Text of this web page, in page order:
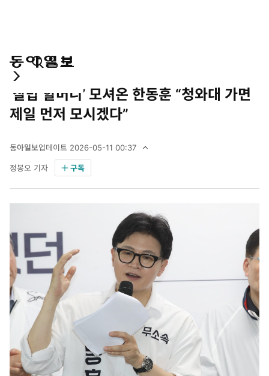
통
검
색
마
페
이
지
전
메
뉴
펼
기
정치
‘찰밥 할머니’ 모셔온 한동훈 “청와대 가면
제일 먼저 모시겠다”
동아일보업데이트 2026-05-11 00:37
0
년
1
1
0
시
3
7
정봉오 기자 구독